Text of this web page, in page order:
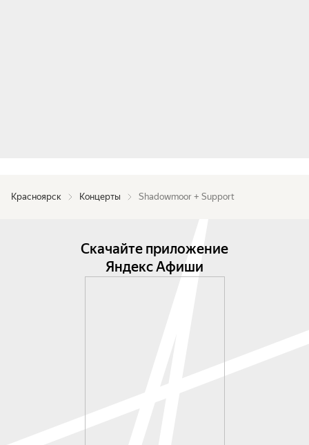
Красноярск Концерты Shadowmoor + Support
Скачайте приложение
Яндекс Афиши